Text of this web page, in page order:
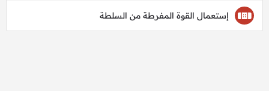
إستعمال القوة المفرطة من السلطة